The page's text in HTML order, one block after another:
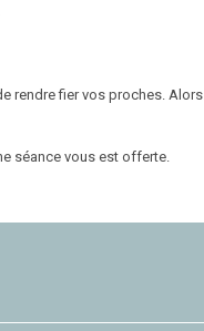
rendre fier vos proches. Alors
séance vous est offerte.